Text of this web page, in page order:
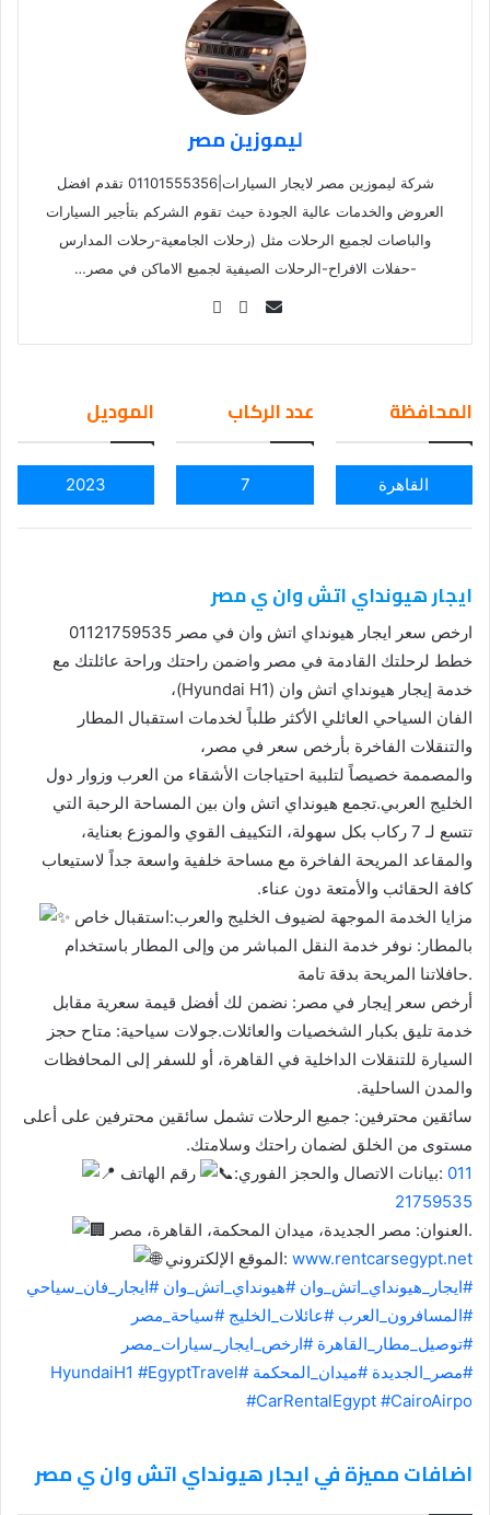
ليموزين مصر
شركة ليموزين مصر لايجار السيارات|01101555356 تقدم افضل
العروض والخدمات عالية الجودة حيث تقوم الشركم بتأجير السيارات
والباصات لجميع الرحلات مثل (رحلات الجامعية-رحلات المدارس
-حفلات الافراح-الرحلات الصيفية لجميع الاماكن في مصر…
Se
ail
المحافظة
القاهرة
عدد الركاب
7
الموديل
2023
ايجار هيونداي اتش وان ي مصر
ارخص سعر ايجار هيونداي اتش وان في مصر 01121759535
خطط لرحلتك القادمة في مصر واضمن راحتك وراحة عائلتك مع
خدمة إيجار هيونداي اتش وان (Hyundai H1)،
الفان السياحي العائلي الأكثر طلباً لخدمات استقبال المطار
والتنقلات الفاخرة بأرخص سعر في مصر،
والمصممة خصيصاً لتلبية احتياجات الأشقاء من العرب وزوار دول
الخليج العربي.تجمع هيونداي اتش وان بين المساحة الرحبة التي
تتسع لـ 7 ركاب بكل سهولة، التكييف القوي والموزع بعناية،
والمقاعد المريحة الفاخرة مع مساحة خلفية واسعة جداً لاستيعاب
كافة الحقائب والأمتعة دون عناء.
بالمطار: نوفر خدمة النقل المباشر من وإلى المطار باستخدام
حافلاتنا المريحة بدقة تامة.
أرخص سعر إيجار في مصر: نضمن لك أفضل قيمة سعرية مقابل
خدمة تليق بكبار الشخصيات والعائلات.جولات سياحية: متاح حجز
السيارة للتنقلات الداخلية في القاهرة، أو للسفر إلى المحافظات
والمدن الساحلية.
سائقين محترفين: جميع الرحلات تشمل سائقين محترفين على أعلى
مستوى من الخلق لضمان راحتك وسلامتك.
بيانات الاتصال والحجز الفوري:رقم الهاتف: 011
21759535
العنوان: مصر الجديدة، ميدان المحكمة، القاهرة، مصر.
الموقع الإلكتروني: www.rentcarsegypt.net
#ايجار_هيونداي_اتش_وان #هيونداي_اتش_وان #ايجار_فان_سياحي
#المسافرون_العرب #عائلات_الخليج #سياحة_مصر
#توصيل_مطار_القاهرة #ارخص_ايجار_سيارات_مصر
#مصر_الجديدة #ميدان_المحكمة #HyundaiH1
#EgyptTravel
#CarRentalEgypt #CairoAirpo
اضافات مميزة في ايجار هيونداي اتش وان ي مصر